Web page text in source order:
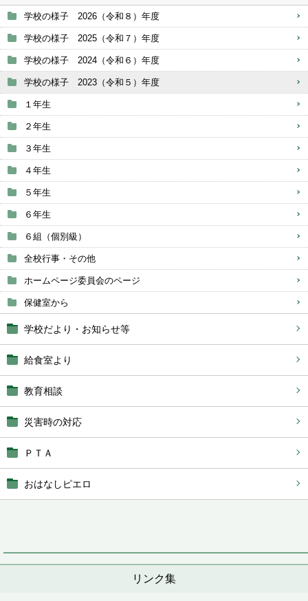
学校の様子 2026（令和８）年度
学校の様子 2025（令和７）年度
学校の様子 2024（令和６）年度
学校の様子 2023（令和５）年度
１年生
２年生
３年生
４年生
５年生
６年生
６組（個別級）
全校行事・その他
ホームページ委員会のページ
保健室から
学校だより・お知らせ等
給食室より
教育相談
災害時の対応
ＰＴＡ
おはなしピエロ
リンク集